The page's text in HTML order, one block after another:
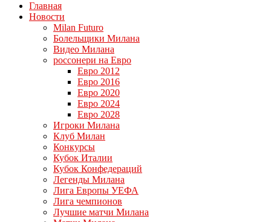
Главная
Новости
Milan Futuro
Болельщики Милана
Видео Милана
россонери на Евро
Евро 2012
Евро 2016
Евро 2020
Евро 2024
Евро 2028
Игроки Милана
Клуб Милан
Конкурсы
Кубок Италии
Кубок Конфедераций
Легенды Милана
Лига Европы УЕФА
Лига чемпионов
Лучшие матчи Милана